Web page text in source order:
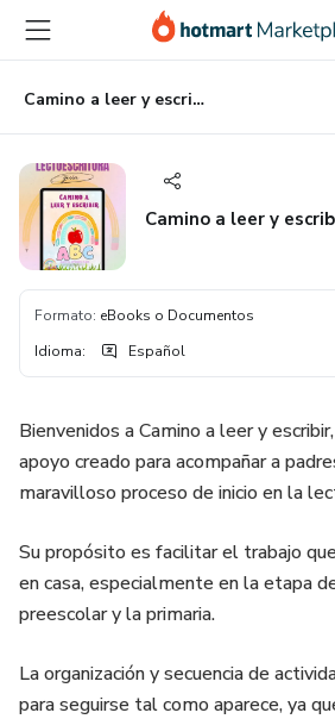
principal
página
de
página
Camino a leer y escribir.
Camino a leer y
Formato: eBooks o Documentos
Idioma: Español
Bienvenidos a Camino a leer y
apoyo creado para acompañar a
maravilloso proceso de inicio en la
Su propósito es facilitar el trabajo
en casa, especialmente en la etapa
preescolar y la primaria.
La organización y secuencia de
para seguirse tal como aparece, ya